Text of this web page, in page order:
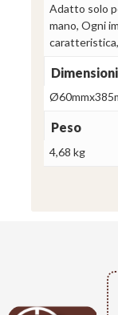
Adatto solo
mano, Ogni
Dimensioni
Peso
4,68 kg